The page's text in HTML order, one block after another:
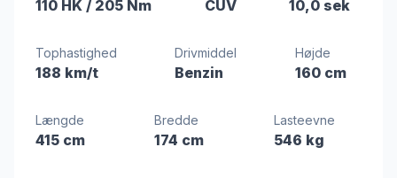
110 HK / 205 Nm CUV 10,0 sek
Tophastighed
188 km/t
Drivmiddel
Benzin
Højde
160 cm
Længde
415 cm
Bredde
174 cm
Lasteevne
546 kg